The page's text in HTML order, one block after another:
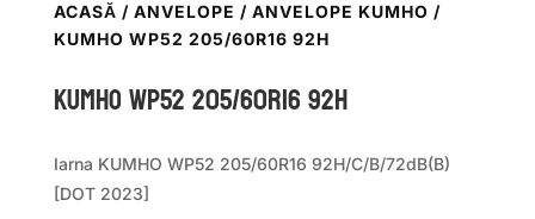
ACASĂ / ANVELOPE / ANVELOPE KUMHO /
KUMHO WP52 205/60R16 92H
Kumho WP52 205/60R16 92H
Iarna KUMHO WP52 205/60R16 92H/C/B/72dB(B)
[DOT 2023]